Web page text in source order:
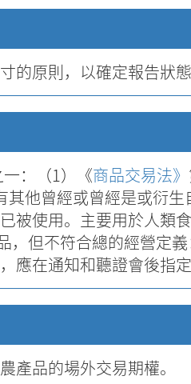
的原則，以確定報告狀
：（1）《商品交易法》
他曾經或曾經是或衍
被使用。主要用於人類
但不符合總的經營定
應在通知和聽證會後指定
產品的場外交易期權。